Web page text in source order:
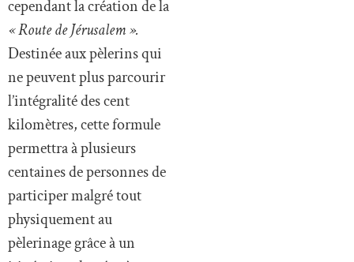
cependant la création de la
« Route de Jérusalem ».
Destinée aux pèlerins qui
ne peuvent plus parcourir
l’intégralité des cent
kilomètres, cette formule
permettra à plusieurs
centaines de personnes de
participer malgré tout
physiquement au
pèlerinage grâce à un